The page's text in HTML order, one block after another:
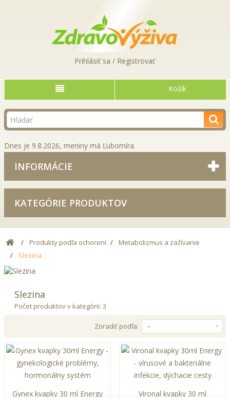
Prihlásiť sa / Registrovať
Košík
Dnes je 9.8.2026, meniny má Ľubomíra.
INFORMÁCIE
KATEGÓRIE PRODUKTOV
Produkty podľa ochorení
Metabolizmus a zažívanie
Slezina
Slezina
Počet produktov v kategórii: 3
Zoradiť podľa: --
Gynex kvapky 30 ml Energy
Vironal kvapky 30 ml